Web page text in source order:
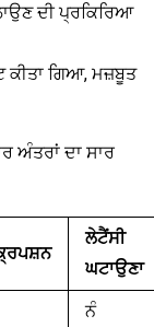
ਦੀ ਪ੍ਰਕਿਰਿਆ
ਕੀਤਾ ਗਿਆ, ਮਜ਼ਬੂਤ
ਅੰਤਰਾਂ ਦਾ ਸਾਰ
ਲੇਟੈਂਸੀ
ਘਟਾਉਣਾ
ਨੰ